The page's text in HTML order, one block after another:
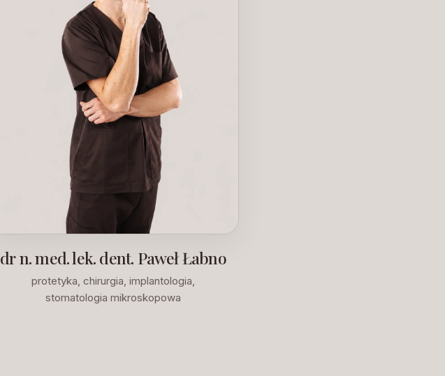
dr n. med. lek. dent. Paweł Łabno
protetyka, chirurgia, implantologia,
stomatologia mikroskopowa